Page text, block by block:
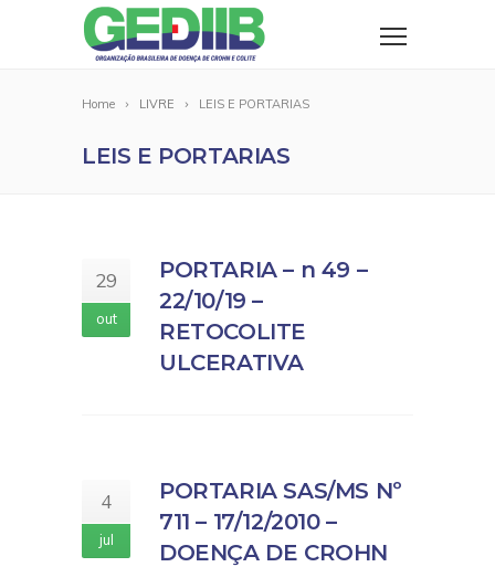
Home LIVRE LEIS E PORTARIAS
LEIS E PORTARIAS
29
out
PORTARIA – n 49 –
22/10/19 –
RETOCOLITE
ULCERATIVA
4
jul
PORTARIA SAS/MS Nº
711 – 17/12/2010 –
DOENÇA DE CROHN